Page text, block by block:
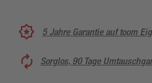
5 Jahre Garantie auf toom
Sorglos, 90 Tage